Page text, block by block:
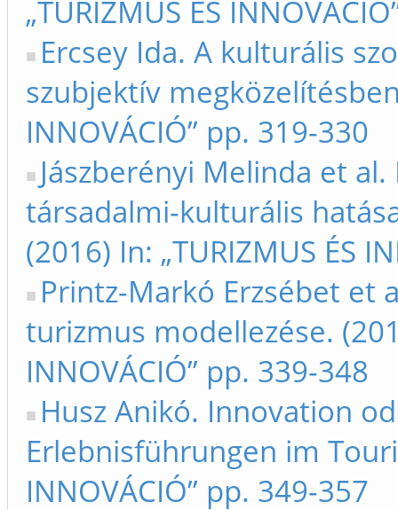
„TURIZMUS ÉS
Ercsey Ida. A kulturális
szubjektív
INNOVÁCIÓ” pp. 319-330
Jászberényi Melinda et
társadalmi-kulturális
(2016) In: „TURIZMUS ÉS
Printz-Markó Erzsébet et
turizmus modellezése.
INNOVÁCIÓ” pp. 339-348
Husz Anikó. Innovation
Erlebnisführungen im
INNOVÁCIÓ” pp. 349-357